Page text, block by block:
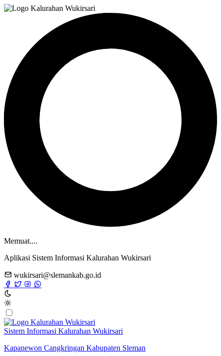
Memuat....
Aplikasi Sistem Informasi Kalurahan Wukirsari
wukirsari@slemankab.go.id
Sistem Informasi Kalurahan Wukirsari
Kapanewon Cangkringan Kabupaten Sleman